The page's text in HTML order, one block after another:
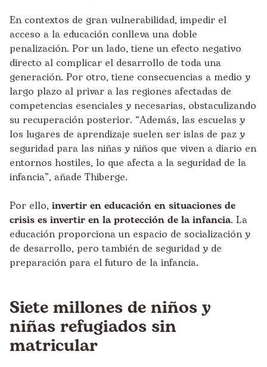
En contextos de gran vulnerabilidad, impedir el
acceso a la educación conlleva una doble
penalización. Por un lado, tiene un efecto negativo
directo al complicar el desarrollo de toda una
generación. Por otro, tiene consecuencias a medio y
largo plazo al privar a las regiones afectadas de
competencias esenciales y necesarias, obstaculizando
su recuperación posterior. “Además, las escuelas y
los lugares de aprendizaje suelen ser islas de paz y
seguridad para las niñas y niños que viven a diario en
entornos hostiles, lo que afecta a la seguridad de la
infancia”, añade Thiberge.
Por ello, invertir en educación en situaciones de
crisis es invertir en la protección de la infancia. La
educación proporciona un espacio de socialización y
de desarrollo, pero también de seguridad y de
preparación para el futuro de la infancia.
Siete millones de niños y
niñas refugiados sin
matricular